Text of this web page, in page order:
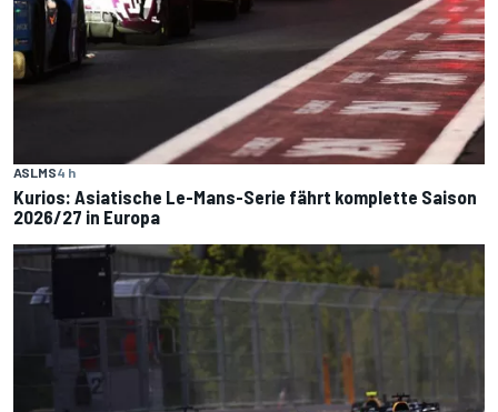
ASLMS4 h
Kurios: Asiatische Le-Mans-Serie fährt komplette Saison
2026/27 in Europa